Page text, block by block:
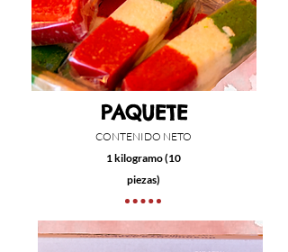
PAQUETE
CONTENIDO NETO
1 kilogramo (10
piezas)